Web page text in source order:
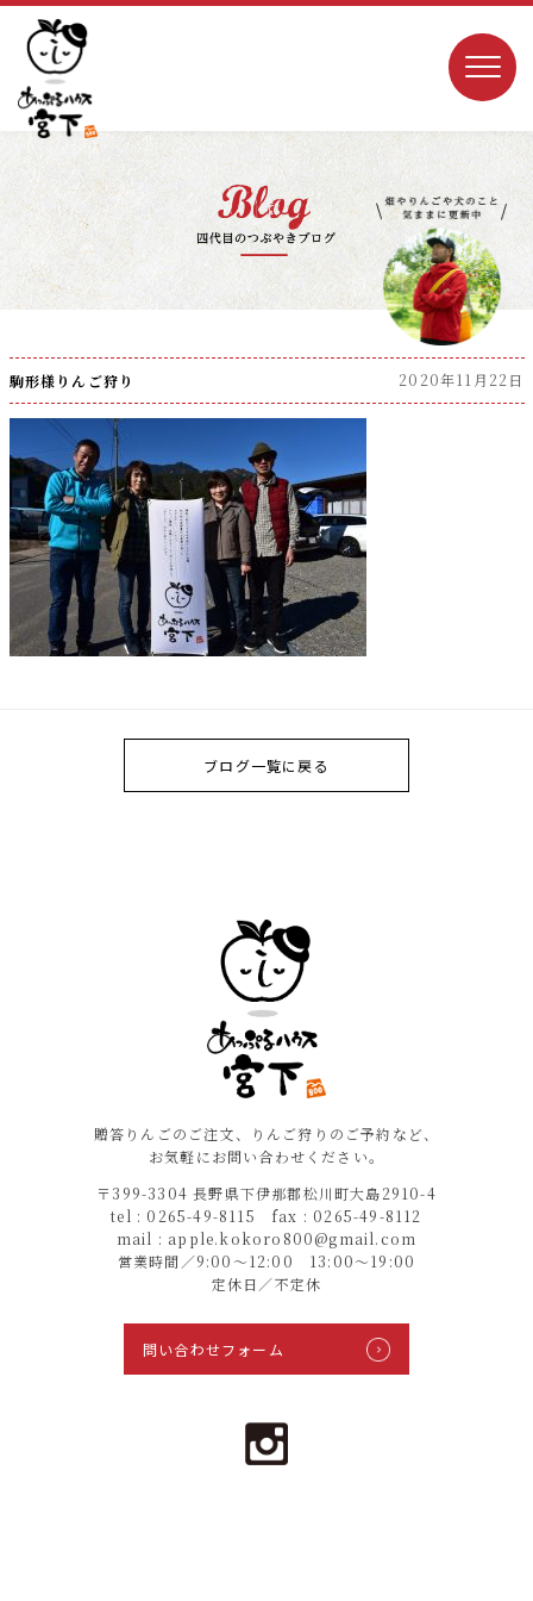
駒形様りんご狩り 2020年11月22日
ブログ一覧に戻る
贈答りんごのご注文、りんご狩りのご予約など、
お気軽にお問い合わせください。
〒399-3304 長野県下伊那郡松川町大島2910-4
tel : 0265-49-8115 fax : 0265-49-8112
mail : apple.kokoro800@gmail.com
営業時間／9:00〜12:00 13:00〜19:00
定休日／不定休
問い合わせフォーム